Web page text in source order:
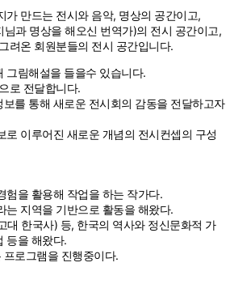
가 만드는 전시와 음악, 명상의 공간이고,
님과 명상을 해오신 번역가)의 전시 공간이고,
려온 회원분들의 전시 공간입니다.
그림해설을 들을수 있습니다.
로 전달합니다.
를 통해 새로운 전시회의 감동을 전달하고자
로 이루어진 새로운 개념의 전시컨셉의 구성
험을 활용해 작업을 하는 작가다.
는 지역을 기반으로 활동을 해왔다.
대 한국사) 등, 한국의 역사와 정신문화적 가
등을 해왔다.
로그램을 진행중이다.